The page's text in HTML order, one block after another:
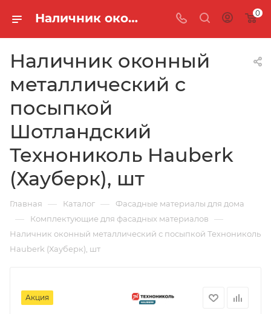
Наличник оконный металлический с посыпкой Шотландский Технониколь Hauberk (Хауберк), шт 0
Наличник оконный
металлический с
посыпкой
Шотландский
Технониколь Hauberk
(Хауберк), шт
Главная — Каталог — Фасадные материалы для дома
— Комплектующие для фасадных материалов —
Наличник оконный металлический с посыпкой Технониколь
Hauberk (Хауберк), шт
Акция